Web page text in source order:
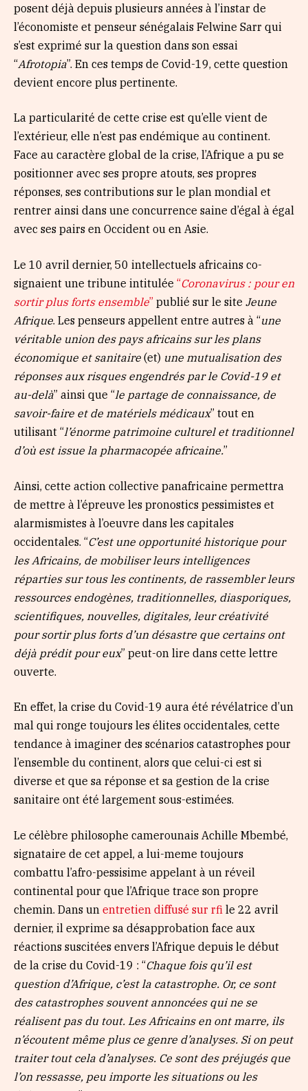
posent déjà depuis plusieurs années à l’instar de
l’économiste et penseur sénégalais Felwine Sarr qui
s’est exprimé sur la question dans son essai
“Afrotopia”. En ces temps de Covid-19, cette question
devient encore plus pertinente.
La particularité de cette crise est qu’elle vient de
l’extérieur, elle n’est pas endémique au continent.
Face au caractère global de la crise, l’Afrique a pu se
positionner avec ses propre atouts, ses propres
réponses, ses contributions sur le plan mondial et
rentrer ainsi dans une concurrence saine d’égal à égal
avec ses pairs en Occident ou en Asie.
Le 10 avril dernier, 50 intellectuels africains co-
signaient une tribune intitulée “Coronavirus : pour en
sortir plus forts ensemble” publié sur le site Jeune
Afrique. Les penseurs appellent entre autres à “une
véritable union des pays africains sur les plans
économique et sanitaire (et) une mutualisation des
réponses aux risques engendrés par le Covid-19 et
au-delà” ainsi que “le partage de connaissance, de
savoir-faire et de matériels médicaux” tout en
utilisant “l’énorme patrimoine culturel et traditionnel
d’où est issue la pharmacopée africaine.”
Ainsi, cette action collective panafricaine permettra
de mettre à l’épreuve les pronostics pessimistes et
alarmismistes à l’oeuvre dans les capitales
occidentales. “C’est une opportunité historique pour
les Africains, de mobiliser leurs intelligences
réparties sur tous les continents, de rassembler leurs
ressources endogènes, traditionnelles, diasporiques,
scientifiques, nouvelles, digitales, leur créativité
pour sortir plus forts d’un désastre que certains ont
déjà prédit pour eux” peut-on lire dans cette lettre
ouverte.
En effet, la crise du Covid-19 aura été révélatrice d’un
mal qui ronge toujours les élites occidentales, cette
tendance à imaginer des scénarios catastrophes pour
l’ensemble du continent, alors que celui-ci est si
diverse et que sa réponse et sa gestion de la crise
sanitaire ont été largement sous-estimées.
Le célèbre philosophe camerounais Achille Mbembé,
signataire de cet appel, a lui-meme toujours
combattu l’afro-pessisime appelant à un réveil
continental pour que l’Afrique trace son propre
chemin. Dans un entretien diffusé sur rfi le 22 avril
dernier, il exprime sa désapprobation face aux
réactions suscitées envers l’Afrique depuis le début
de la crise du Covid-19 : “Chaque fois qu’il est
question d’Afrique, c’est la catastrophe. Or, ce sont
des catastrophes souvent annoncées qui ne se
réalisent pas du tout. Les Africains en ont marre, ils
n’écoutent même plus ce genre d’analyses. Si on peut
traiter tout cela d’analyses. Ce sont des préjugés que
l’on ressasse, peu importe les situations ou les